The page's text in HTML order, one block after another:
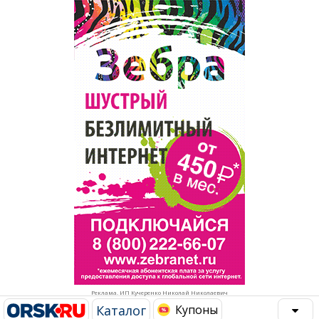
Реклама. ИП Кучеренко Николай Николаевич
Каталог Купоны
Рестораны, кафе, бары
Развлечения и отдых
Спорт Фитнес
Недвижимость
Красота Косметология
Торговля
Бизнес и финансы
Юристы, Экспертиза, Страхование
Ремонт
Социальные организации
Это интересно
Администрация
Популярное →